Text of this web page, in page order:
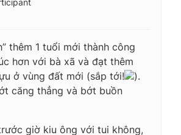
thêm 1 tuổi mới thành công
hơn với bà xã và đạt thêm
ở vùng đất mới (sắp tới!
).
căng thẳng và bớt buồn
giờ kiu ông với tui không,